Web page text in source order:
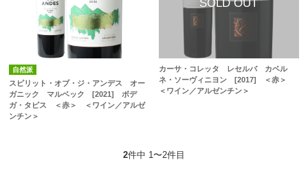
自然派
スピリット・オブ・ジ・アンデス オー
ガニック マルベック [2021] ボデ
ガ・タピス ＜赤＞ ＜ワイン／アルゼ
ンチン＞
カーサ・コレッタ レセルバ カベル
ネ・ソーヴィニヨン [2017] ＜赤＞
＜ワイン／アルゼンチン＞
2件中 1〜2件目